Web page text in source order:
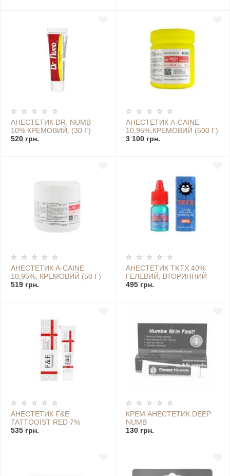
АНЕСТЕТИК DR. NUMB
10% КРЕМОВИЙ, (30 Г)
520 грн.
АНЕСТЕТИК A-CAINE
10,95%,КРЕМОВИЙ (500 Г)
3 100 грн.
АНЕСТЕТИК A-CAINE
10,95%, КРЕМОВИЙ (50 Г)
519 грн.
АНЕСТЕТИК TKTX 40%
ГЕЛЕВИЙ, ВТОРИННИЙ
(15 МЛ)
495 грн.
АНЕСТЕТИК F&E
TATTOOIST RED 7%
КРЕМОВИЙ (35 МЛ)
535 грн.
КРЕМ АНЕСТЕТИК DEEP
NUMB
130 грн.